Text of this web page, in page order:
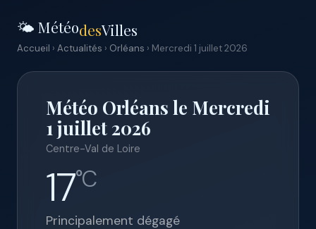
🌤️ MétéodesVilles
Accueil › Actualités › Orléans › Mercredi 1 juillet 2026
Météo Orléans le Mercredi
1 juillet 2026
Centre-Val de Loire
17°C
Principalement dégagé